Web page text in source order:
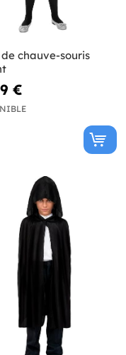
chauve-souris
€